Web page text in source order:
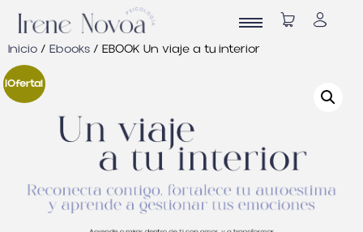
Inicio/ Ebooks/ EBOOK Un viaje a tu interior
¡Oferta!